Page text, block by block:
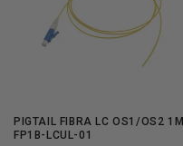
PIGTAIL FIBRA LC OS1/OS2 1M
FP1B-LCUL-01